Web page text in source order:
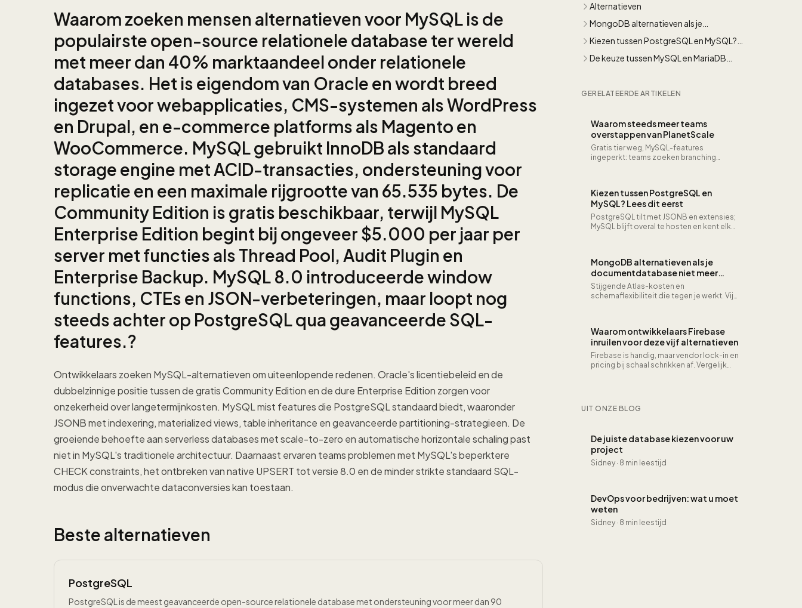
Waarom zoeken mensen alternatieven voor MySQL is de
populairste open-source relationele database ter wereld
met meer dan 40% marktaandeel onder relationele
databases. Het is eigendom van Oracle en wordt breed
ingezet voor webapplicaties, CMS-systemen als WordPress
en Drupal, en e-commerce platforms als Magento en
WooCommerce. MySQL gebruikt InnoDB als standaard
storage engine met ACID-transacties, ondersteuning voor
replicatie en een maximale rijgrootte van 65.535 bytes. De
Community Edition is gratis beschikbaar, terwijl MySQL
Enterprise Edition begint bij ongeveer $5.000 per jaar per
server met functies als Thread Pool, Audit Plugin en
Enterprise Backup. MySQL 8.0 introduceerde window
functions, CTEs en JSON-verbeteringen, maar loopt nog
steeds achter op PostgreSQL qua geavanceerde SQL-
features.?
Ontwikkelaars zoeken MySQL-alternatieven om uiteenlopende redenen. Oracle's licentiebeleid en de
dubbelzinnige positie tussen de gratis Community Edition en de dure Enterprise Edition zorgen voor
onzekerheid over langetermijnkosten. MySQL mist features die PostgreSQL standaard biedt, waaronder
JSONB met indexering, materialized views, table inheritance en geavanceerde partitioning-strategieen. De
groeiende behoefte aan serverless databases met scale-to-zero en automatische horizontale schaling past
niet in MySQL's traditionele architectuur. Daarnaast ervaren teams problemen met MySQL's beperktere
CHECK constraints, het ontbreken van native UPSERT tot versie 8.0 en de minder strikte standaard SQL-
modus die onverwachte dataconversies kan toestaan.
Beste alternatieven
PostgreSQL
PostgreSQL is de meest geavanceerde open-source relationele database met ondersteuning voor meer dan 90
Alternatieven
MongoDB alternatieven als je
documentdatabase niet meer volstaat
Kiezen tussen PostgreSQL en MySQL?
Lees dit eerst
De keuze tussen MySQL en MariaDB
GERELATEERDE ARTIKELEN
Waarom steeds meer teams
overstappen van PlanetScale
Gratis tier weg, MySQL-features
ingeperkt: teams zoeken branching
Kiezen tussen PostgreSQL en
MySQL? Lees dit eerst
PostgreSQL tilt met JSONB en extensies;
MySQL blijft overal te hosten en kent elke
MongoDB alternatieven als je
documentdatabase niet meer
volstaat
Stijgende Atlas-kosten en
schemaflexibiliteit die tegen je werkt. Vijf
Waarom ontwikkelaars Firebase
inruilen voor deze vijf alternatieven
Firebase is handig, maar vendor lock-in en
pricing bij schaal schrikken af. Vergelijk
UIT ONZE BLOG
De juiste database kiezen voor uw
project
Sidney · 8 min leestijd
DevOps voor bedrijven: wat u moet
weten
Sidney · 8 min leestijd